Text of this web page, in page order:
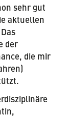
sehr gut
aktuellen
der
die mir